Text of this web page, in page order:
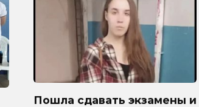
Пошла сдавать экзамены и